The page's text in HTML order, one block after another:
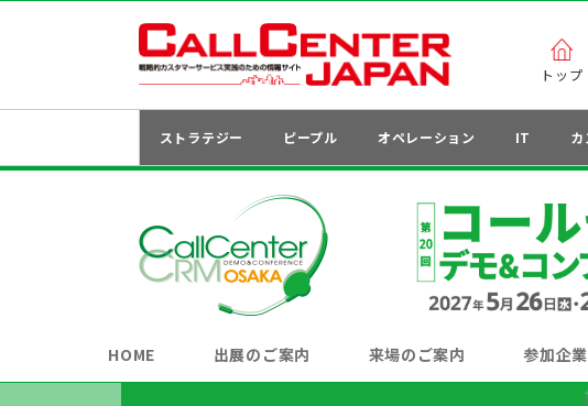
トップ
ストラテジー ピープル オペレーション IT
HOME 出展のご案内 来場のご案内 参加企